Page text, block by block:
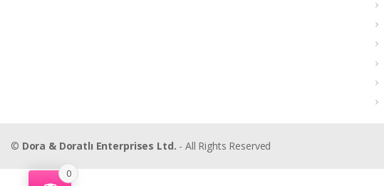
© Dora & Doratlı Enterprises Ltd. - All Rights Reserved
0